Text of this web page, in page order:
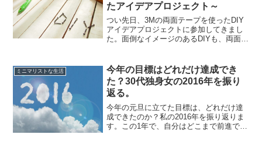
たアイデアプロジェクト～
つい先日、3Mの両面テープを使ったDIY
アイデアプロジェクトに参加してきまし
た。面倒なイメージのあるDIYも、両面テ
そうですが、3Mの製品はかなり頑丈で
す。釘やネジを使わ...
ミニマリストな生活
今年の目標はどれだけ達成でき
た？30代独身女の2016年を振り
返る。
今年の元旦に立てた目標は、どれだけ達
成できたのか？私の2016年を振り返りま
す。この1年で、自分はどこまで前進でき